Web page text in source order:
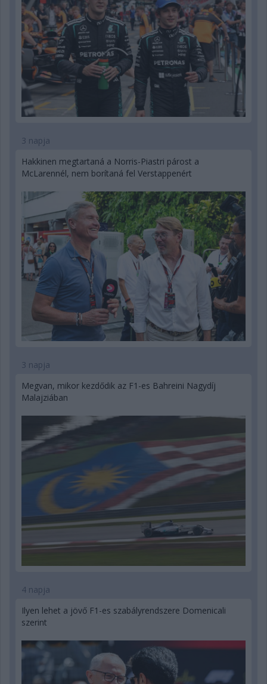
3 napja
Hakkinen megtartaná a Norris-Piastri párost a
McLarennél, nem borítaná fel Verstappenért
3 napja
Megvan, mikor kezdődik az F1-es Bahreini Nagydíj
Malajziában
4 napja
Ilyen lehet a jövő F1-es szabályrendszere Domenicali
szerint